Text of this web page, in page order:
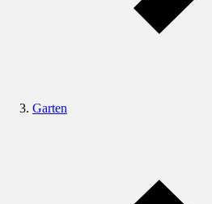
Garten